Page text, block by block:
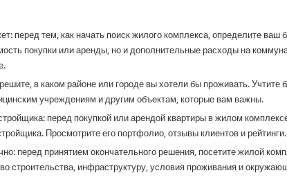
перед тем, как начать поиск жилого комплекса, определите ваш
покупки или аренды, но и дополнительные расходы на
в каком районе или городе вы хотели бы проживать. Учтите
учреждениям и другим объектам, которые вам важны.
перед покупкой или арендой квартиры в жилом
Просмотрите его портфолио, отзывы клиентов и рейтинги.
перед принятием окончательного решения, посетите жилой
строительства, инфраструктуру, условия проживания и